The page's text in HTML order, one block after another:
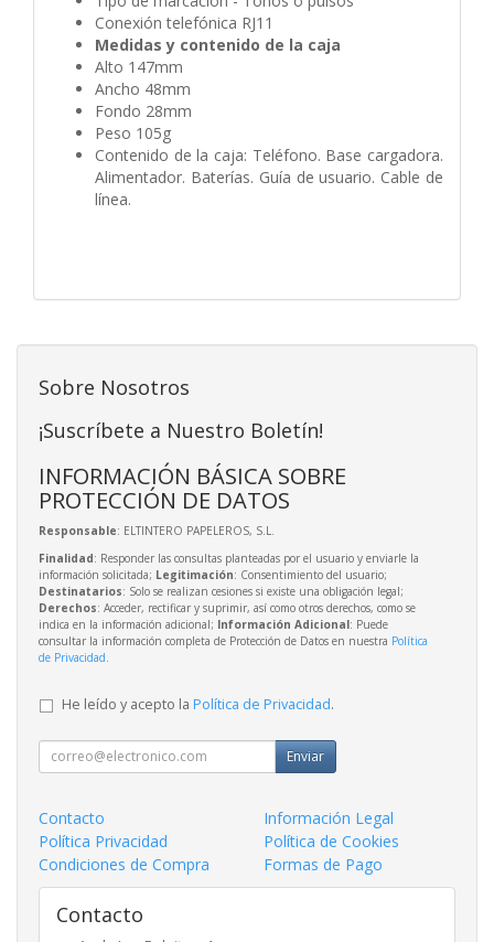
Conexión telefónica RJ11
Medidas y contenido de la caja
Alto 147mm
Ancho 48mm
Fondo 28mm
Peso 105g
Contenido de la caja: Teléfono. Base cargadora.
Alimentador. Baterías. Guía de usuario. Cable de
línea.
Sobre Nosotros
¡Suscríbete a Nuestro Boletín!
INFORMACIÓN BÁSICA SOBRE
PROTECCIÓN DE DATOS
Responsable: ELTINTERO PAPELEROS, S.L.
Finalidad: Responder las consultas planteadas por el usuario y enviarle la
información solicitada; Legitimación: Consentimiento del usuario;
Destinatarios: Solo se realizan cesiones si existe una obligación legal;
Derechos: Acceder, rectificar y suprimir, así como otros derechos, como se
indica en la información adicional; Información Adicional: Puede
consultar la información completa de Protección de Datos en nuestra Política
de Privacidad
He leído y acepto la Política de Privacidad.
Enviar
Contacto
Información Legal
Política Privacidad
Política de Cookies
Condiciones de Compra
Formas de Pago
Contacto